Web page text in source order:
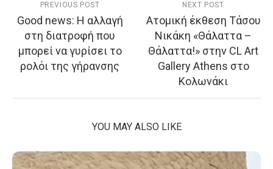
PREVIOUS POST
Good news: Η αλλαγή
στη διατροφή που
μπορεί να γυρίσει το
ρολόι της γήρανσης
NEXT POST
Ατομική έκθεση Τάσου
Νικάκη «Θάλαττα –
Θάλαττα!» στην CL Art
Gallery Athens στο
Κολωνάκι
YOU MAY ALSO LIKE